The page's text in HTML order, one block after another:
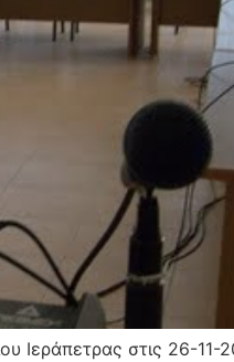
Ιεράπετρας στις 26-11-